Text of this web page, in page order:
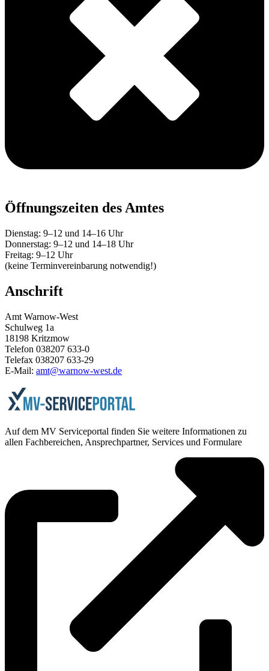
Öffnungszeiten des Amtes
Dienstag: 9–12 und 14–16 Uhr
Donnerstag: 9–12 und 14–18 Uhr
Freitag: 9–12 Uhr
(keine Terminvereinbarung notwendig!)
Anschrift
Amt Warnow-West
Schulweg 1a
18198 Kritzmow
Telefon 038207 633-0
Telefax 038207 633-29
E-Mail: amt@warnow-west.de
Auf dem MV Serviceportal finden Sie weitere Informationen zu
allen Fachbereichen, Ansprechpartner, Services und Formulare